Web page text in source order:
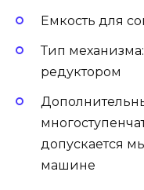
Емкость для
Тип
редуктором
допускается
машине